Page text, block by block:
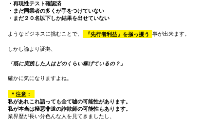
・再現性テスト確認済
・まだ同業者の多くが手をつけていない
・まだ２０名以下しか結果を出せていない
ようなビジネスに挑むことで、 『先行者利益』を掻っ攫う 事が出来ます。
しかし論より証拠、
「既に実践した人はどのくらい稼げているの？」
確かに気になりますよね。
＊注意：
私があれこれ語っても全て嘘の可能性があります。
私が本当は極悪非道の詐欺師の可能性もあります。
業界歴が長い分色んな人を見てきましたし、